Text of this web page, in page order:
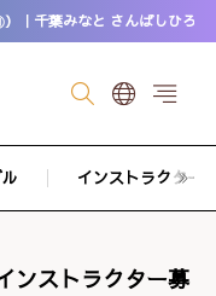
｜千葉みなと さんばしひろば
インストラクター
ンストラクター募